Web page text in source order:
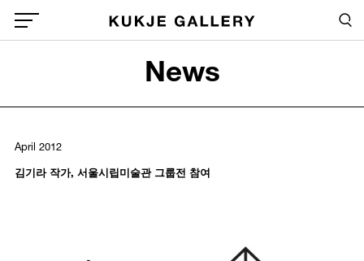
Skip to main content
Global Menu Open Button
News
April 2012
김기라 작가, 서울시립미술관 그룹전 참여